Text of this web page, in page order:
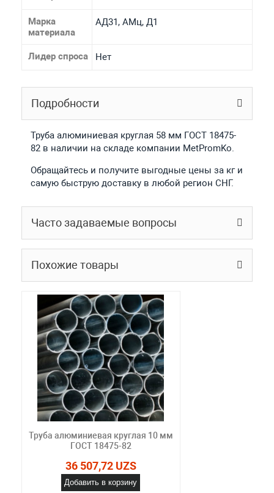
Марка
материала
АД31, АМц, Д1
Лидер спроса Нет
Подробности
Труба алюминиевая круглая 58 мм ГОСТ 18475-
82 в наличии на складе компании MetPromKo.
Обращайтесь и получите выгодные цены за кг и
самую быструю доставку в любой регион СНГ.
Часто задаваемые вопросы
Похожие товары
Труба алюминиевая круглая 10 мм
ГОСТ 18475-82
36 507,72 UZS
Добавить в корзину